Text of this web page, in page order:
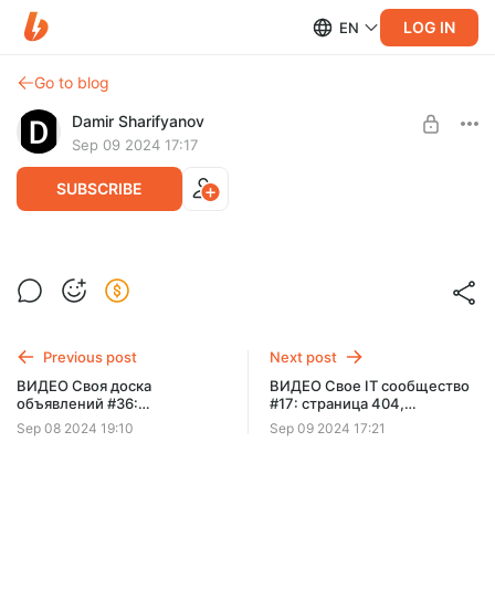
EN LOG IN
Go to blog
Damir Sharifyanov
Sep 09 2024 17:17
SUBSCRIBE
Исходные файлы к видео: Свое IT
сообщество #17
SUBSCRIBE
Previous post
ВИДЕО Своя доска
объявлений #36:
развешиваем рекламные
блоки на проекте,
Sep 08 2024 19:10
Next post
ВИДЕО Свое IT сообщество
#17: страница 404,
возращаем правильный код
страниц, делаем редирект с
Sep 09 2024 17:21